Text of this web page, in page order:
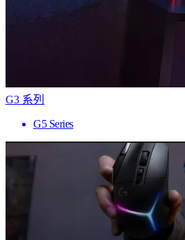
G3 系列
G5 Series